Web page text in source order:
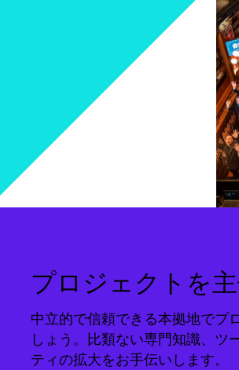
プロジェクトを
中立的で信頼できる本拠地でプ
しょう。比類ない専門知識、ツ
ティの拡大をお手伝いします。